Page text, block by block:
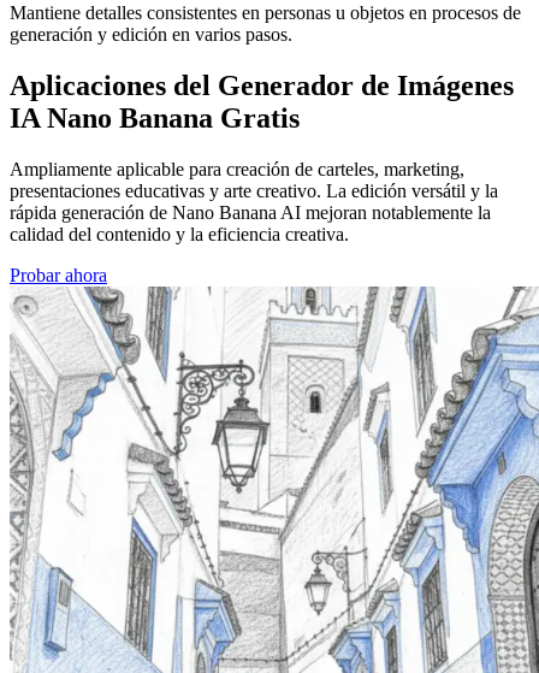
Mantiene detalles consistentes en personas u objetos en procesos de
generación y edición en varios pasos.
Aplicaciones del Generador de Imágenes
IA Nano Banana Gratis
Ampliamente aplicable para creación de carteles, marketing,
presentaciones educativas y arte creativo. La edición versátil y la
rápida generación de Nano Banana AI mejoran notablemente la
calidad del contenido y la eficiencia creativa.
Probar ahora